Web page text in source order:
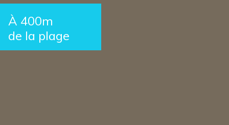
À 400m
de la plage